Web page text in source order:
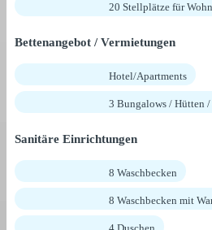
20 Stellplätze für
Bettenangebot / Vermietungen
Hotel/Apartments
3 Bungalows / Hütten /
Sanitäre Einrichtungen
8 Waschbecken
8 Waschbecken mit